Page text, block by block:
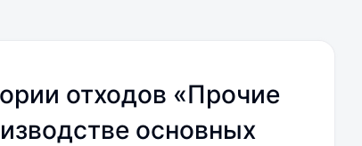
отходов «Прочие
основных